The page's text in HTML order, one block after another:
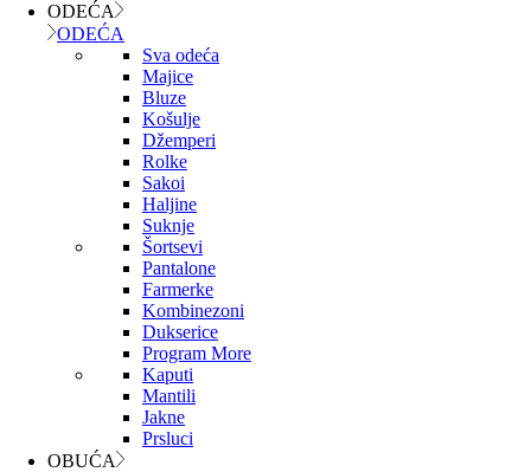
ODEĆA
ODEĆA
Sva odeća
Majice
Bluze
Košulje
Džemperi
Rolke
Sakoi
Haljine
Suknje
Šortsevi
Pantalone
Farmerke
Kombinezoni
Dukserice
Program More
Kaputi
Mantili
Jakne
Prsluci
OBUĆA